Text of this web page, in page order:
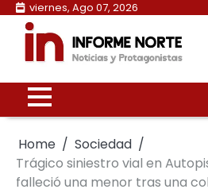
Skip
content
viernes, Ago 07, 2026
Home
Sociedad
Trágico siniestro vial en
falleció una menor tras una